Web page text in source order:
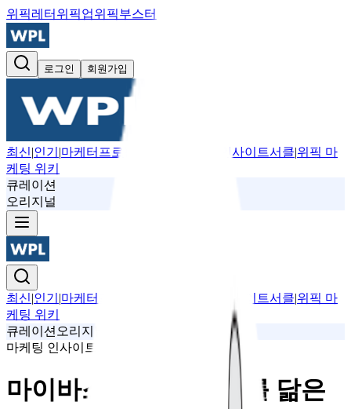
위픽레터 위픽업위픽부스터
로그인 회원가입
최신|인기 |마케터프로필 위픽 인사이트서클|위픽 마
케팅 위키
큐레이션
오리지널
최신|인기 |마케터프로필 위픽 인사이트서클|위픽 마
케팅 위키
큐레이션 오리지널
마케팅 인사이트
마이바스켓, 스타벅스를 닮은